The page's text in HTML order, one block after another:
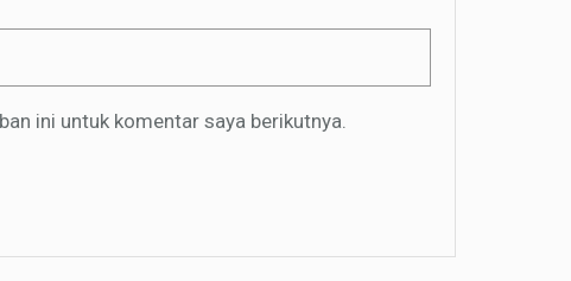
ini untuk komentar saya berikutnya.